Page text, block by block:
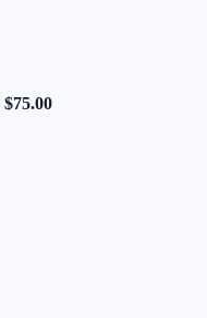
$75.00